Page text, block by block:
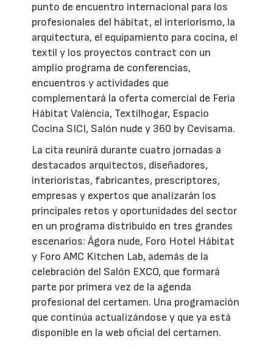
punto de encuentro internacional para los
profesionales del hábitat, el interiorismo, la
arquitectura, el equipamiento para cocina, el
textil y los proyectos contract con un
amplio programa de conferencias,
encuentros y actividades que
complementará la oferta comercial de Feria
Hábitat València, Textilhogar, Espacio
Cocina SICI, Salón nude y 360 by Cevisama.
La cita reunirá durante cuatro jornadas a
destacados arquitectos, diseñadores,
interioristas, fabricantes, prescriptores,
empresas y expertos que analizarán los
principales retos y oportunidades del sector
en un programa distribuido en tres grandes
escenarios: Ágora nude, Foro Hotel Hábitat
y Foro AMC Kitchen Lab, además de la
celebración del Salón EXCO, que formará
parte por primera vez de la agenda
profesional del certamen. Una programación
que continúa actualizándose y que ya está
disponible en la web oficial del certamen.